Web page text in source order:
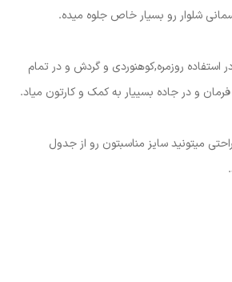
شلوار رو بسیار خاص جلوه میده.
استفاده روزمره,کوهنوردی و گردش و در تمام
و در جاده بسییار به کمک و کارتون میاد.
تا 50 که به راحتی میتونید سایز مناسبتون رو از جدول